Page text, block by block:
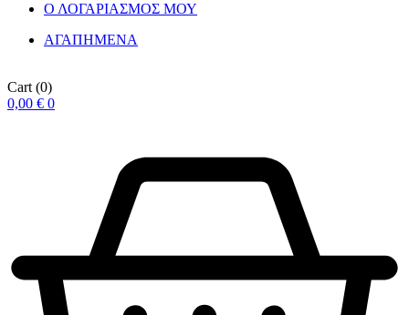
Ο ΛΟΓΑΡΙΑΣΜΟΣ ΜΟΥ
ΑΓΑΠΗΜΕΝΑ
Cart (0)
0,00 € 0